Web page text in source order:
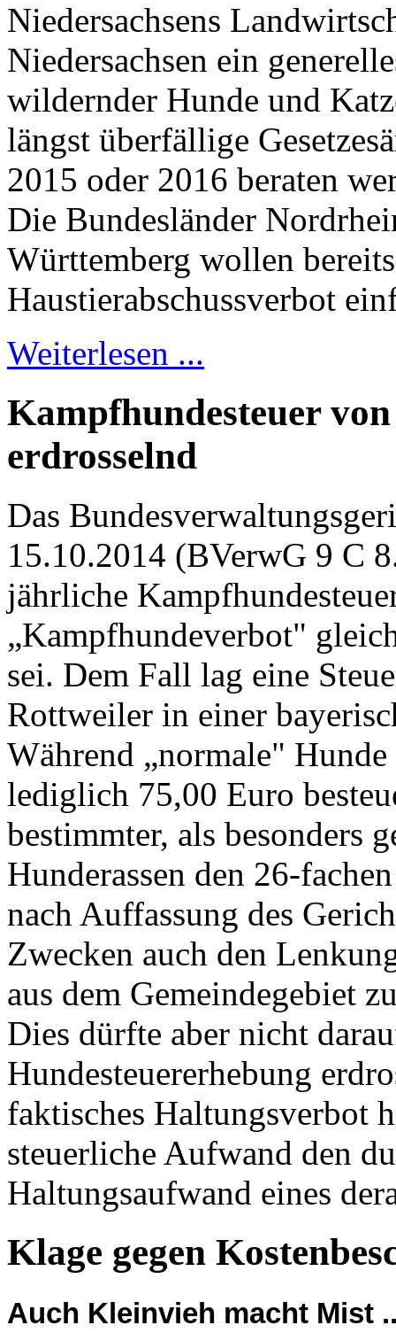
Niedersachsens
Niedersachsen ein
wildernder Hunde und
längst überfällige
2015 oder 2016 beraten
Die Bundesländer
Württemberg wollen
Haustierabschussverbot
Weiterlesen ...
Kampfhundesteuer
erdrosselnd
Das
15.10.2014 (BVerwG 9 C
jährliche
„Kampfhundeverbot"
sei. Dem Fall lag eine
Rottweiler in einer
Während „normale"
lediglich 75,00 Euro
bestimmter, als besonders
Hunderassen den 26-
nach Auffassung des
Zwecken auch den
aus dem Gemeindegebiet
Dies dürfte aber nicht
Hundesteuererhebung
faktisches Haltungsverbot
steuerliche Aufwand den
Haltungsaufwand eines
Klage gegen
Auch Kleinvieh macht Mist